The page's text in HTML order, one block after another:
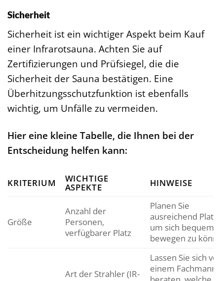
Sicherheit
Sicherheit ist ein wichtiger Aspekt beim Kauf
einer Infrarotsauna. Achten Sie auf
Zertifizierungen und Prüfsiegel, die die
Sicherheit der Sauna bestätigen. Eine
Überhitzungsschutzfunktion ist ebenfalls
wichtig, um Unfälle zu vermeiden.
Hier eine kleine Tabelle, die Ihnen bei der
Entscheidung helfen kann:
KRITERIUM WICHTIGE
ASPEKTE HINWEISE
Größe
Anzahl der
Personen,
verfügbarer Platz
Planen Sie
ausreichend Platz
um sich bequem
bewegen zu
Art der Strahler (IR-
Lassen Sie sich
einem Fachmann